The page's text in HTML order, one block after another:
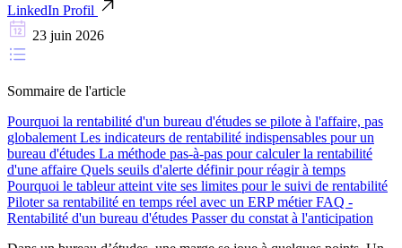
LinkedIn Profil
23 juin 2026
Sommaire de l'article
Pourquoi la rentabilité d'un bureau d'études se pilote à l'affaire, pas
globalement Les indicateurs de rentabilité indispensables pour un
bureau d'études La méthode pas-à-pas pour calculer la rentabilité
d'une affaire Quels seuils d'alerte définir pour réagir à temps
Pourquoi le tableur atteint vite ses limites pour le suivi de rentabilité
Piloter sa rentabilité en temps réel avec un ERP métierFAQ -
Rentabilité d'un bureau d'études Passer du constat à l'anticipation